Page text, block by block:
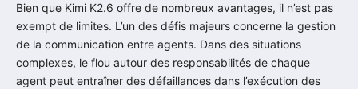
Bien que Kimi K2.6 offre de nombreux avantages, il n’est pas
exempt de limites. L’un des défis majeurs concerne la gestion
de la communication entre agents. Dans des situations
complexes, le flou autour des responsabilités de chaque
agent peut entraîner des défaillances dans l’exécution des